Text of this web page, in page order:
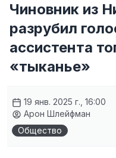
Чиновник из
разрубил
ассистента
«тыканье»
19 янв. 2025 г., 16:00
Арон Шлейфман
Общество